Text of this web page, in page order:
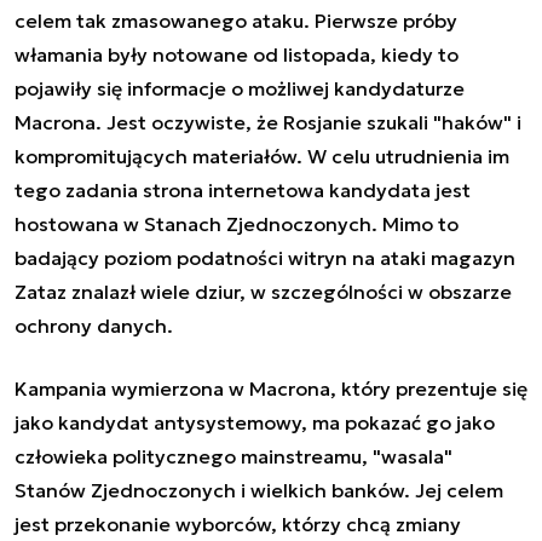
celem tak zmasowanego ataku. Pierwsze próby
włamania były notowane od listopada, kiedy to
pojawiły się informacje o możliwej kandydaturze
Macrona. Jest oczywiste, że Rosjanie szukali "haków" i
kompromitujących materiałów. W celu utrudnienia im
tego zadania strona internetowa kandydata jest
hostowana w Stanach Zjednoczonych. Mimo to
badający poziom podatności witryn na ataki magazyn
Zataz znalazł wiele dziur, w szczególności w obszarze
ochrony danych.
Kampania wymierzona w Macrona, który prezentuje się
jako kandydat antysystemowy, ma pokazać go jako
człowieka politycznego mainstreamu, "wasala"
Stanów Zjednoczonych i wielkich banków. Jej celem
jest przekonanie wyborców, którzy chcą zmiany